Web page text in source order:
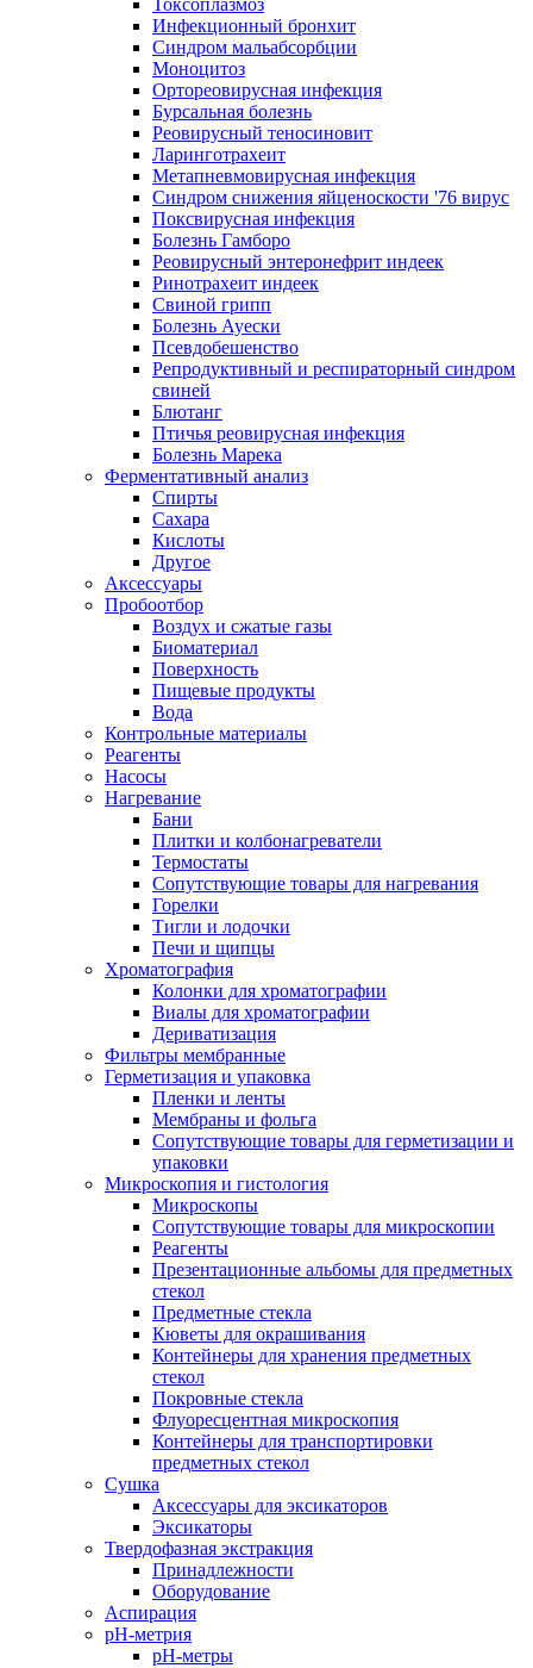
Токсоплазмоз
Инфекционный бронхит
Синдром мальабсорбции
Моноцитоз
Ортореовирусная инфекция
Бурсальная болезнь
Реовирусный теносиновит
Ларинготрахеит
Метапневмовирусная инфекция
Синдром снижения яйценоскости '76 вирус
Поксвирусная инфекция
Болезнь Гамборо
Реовирусный энтеронефрит индеек
Ринотрахеит индеек
Свиной грипп
Болезнь Ауески
Псевдобешенство
Репродуктивный и респираторный синдром
свиней
Блютанг
Птичья реовирусная инфекция
Болезнь Марека
Ферментативный анализ
Спирты
Сахара
Кислоты
Другое
Аксессуары
Пробоотбор
Воздух и сжатые газы
Биоматериал
Поверхность
Пищевые продукты
Вода
Контрольные материалы
Реагенты
Насосы
Нагревание
Бани
Плитки и колбонагреватели
Термостаты
Сопутствующие товары для нагревания
Горелки
Тигли и лодочки
Печи и щипцы
Хроматография
Колонки для хроматографии
Виалы для хроматографии
Дериватизация
Фильтры мембранные
Герметизация и упаковка
Пленки и ленты
Мембраны и фольга
Сопутствующие товары для герметизации и
упаковки
Микроскопия и гистология
Микроскопы
Сопутствующие товары для микроскопии
Реагенты
Презентационные альбомы для предметных
стекол
Предметные стекла
Кюветы для окрашивания
Контейнеры для хранения предметных
стекол
Покровные стекла
Флуоресцентная микроскопия
Контейнеры для транспортировки
предметных стекол
Сушка
Аксессуары для эксикаторов
Эксикаторы
Твердофазная экстракция
Принадлежности
Оборудование
Аспирация
pH-метрия
pH-метры